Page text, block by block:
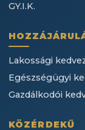
GY.I.K.
Lakossági
Egészségügyi
Gazdálkodói
KÖZÉRDEKŰ